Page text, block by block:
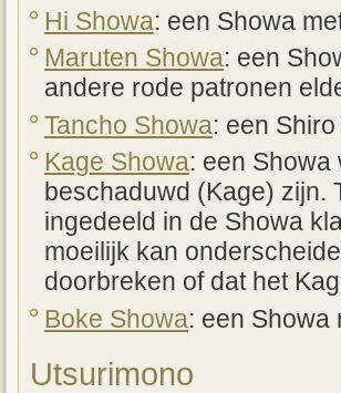
Hi Showa: een Showa
Maruten Showa: een
andere rode patronen
Tancho Showa: een
Kage Showa: een
beschaduwd (Kage) zijn.
ingedeeld in de Showa
moeilijk kan
doorbreken of dat het
Boke Showa: een Showa
Utsurimono